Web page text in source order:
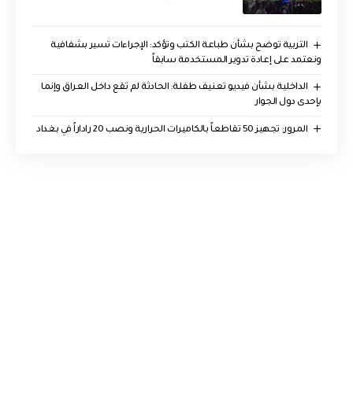
التربية توضح بشأن طباعة الكتب وتؤكد: الإجراءات تسير بشفافية
ونعتمد على إعادة تدوير المستخدمة سابقاً
الداخلية بشأن فيديو تعنيف طفلة: الحادثة لم تقع داخل العراق وإنما
بإحدى دول الجوار
المرور: تجهيز 50 تقاطعاً بالكاميرات الحرارية ونصب 20 راداراً في بغداد